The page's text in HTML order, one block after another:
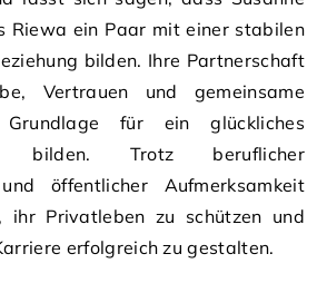
Riewa ein Paar mit einer stabilen
bilden. Ihre Partnerschaft
Vertrauen und gemeinsame
für ein glückliches
bilden. Trotz beruflicher
öffentlicher Aufmerksamkeit
ihr Privatleben zu schützen und
erfolgreich zu gestalten.